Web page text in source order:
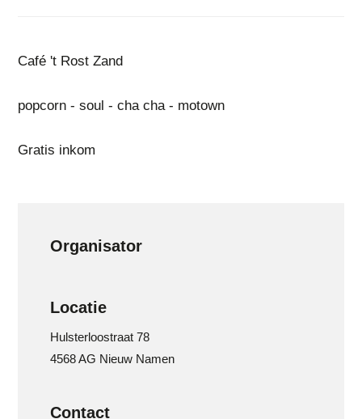
Café 't Rost Zand
popcorn - soul - cha cha - motown
Gratis inkom
Organisator
Locatie
Hulsterloostraat 78
4568 AG Nieuw Namen
Contact